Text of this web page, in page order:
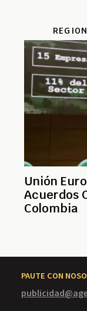
Unión
Acuerdos
Colombia
PAUTE CON